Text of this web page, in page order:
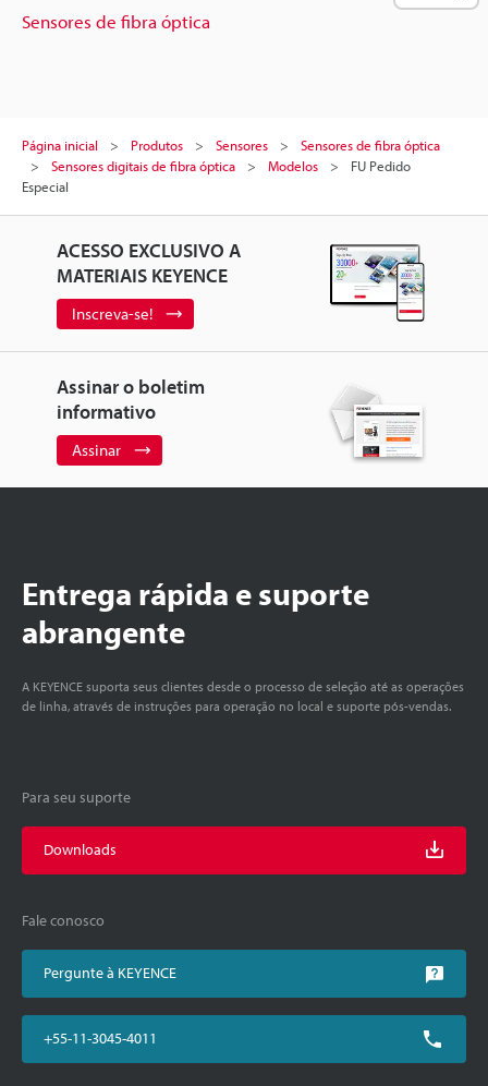
Sensores de fibra óptica
Página inicial Produtos Sensores
Sensores de fibra óptica
Sensores digitais de fibra óptica
Modelos
FU Pedido
Especial
ACESSO EXCLUSIVO A
MATERIAIS KEYENCE
Inscreva-se!
Assinar o boletim
informativo
Assinar
Entrega rápida e suporte
abrangente
A KEYENCE suporta seus clientes desde o processo de seleção até as operações
de linha, através de instruções para operação no local e suporte pós-vendas.
Para seu suporte
Downloads
Fale conosco
Pergunte à KEYENCE
+55-11-3045-4011